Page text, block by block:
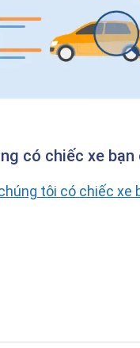
có chiếc xe
tôi có chiếc xe